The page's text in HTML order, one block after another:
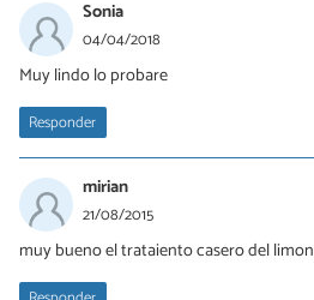
Sonia
04/04/2018
Muy lindo lo probare
Responder
mirian
21/08/2015
muy bueno el trataiento casero del limon